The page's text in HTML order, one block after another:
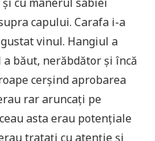
capului. Carafa i-a
vinul. Hangiul a
băut, nerăbdător și încă
cerșind aprobarea
rar aruncați pe
asta erau potențiale
tratați cu atenție și